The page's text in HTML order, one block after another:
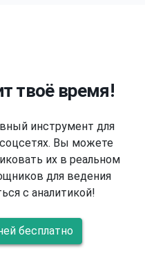
твоё время!
инструмент для
Вы можете
их в реальном
для ведения
с аналитикой!
бесплатно